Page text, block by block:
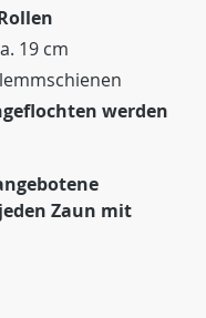
19 cm
werden
Zaun mit